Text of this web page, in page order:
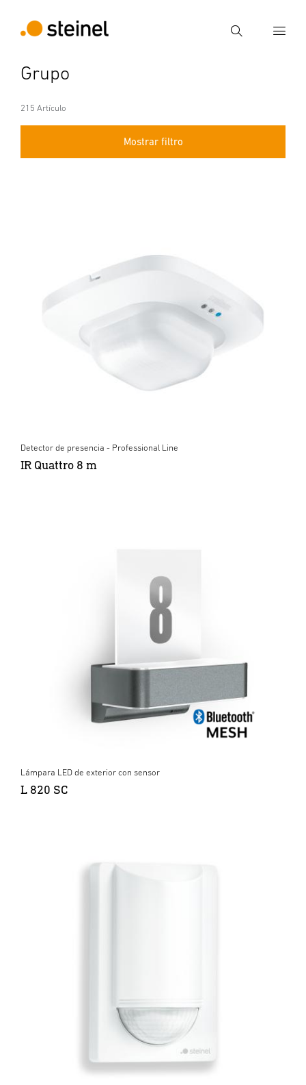
Búsqueda
Grupo
215 Artículo
Mostrar filtro
Detector de presencia - Professional Line
IR Quattro 8 m
Lámpara LED de exterior con sensor
L 820 SC